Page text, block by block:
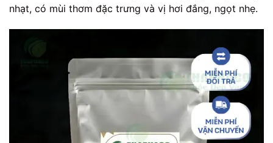
nhạt, có mùi thơm đặc trưng và vị hơi đắng, ngọt nhẹ.